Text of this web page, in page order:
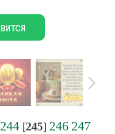
244[245] 246 247